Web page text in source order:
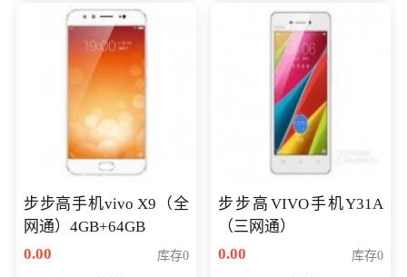
步步高手机vivo X9（全
网通）4GB+64GB
0.00
库存0
步步高VIVO手机Y31A
（三网通）
0.00
库存0